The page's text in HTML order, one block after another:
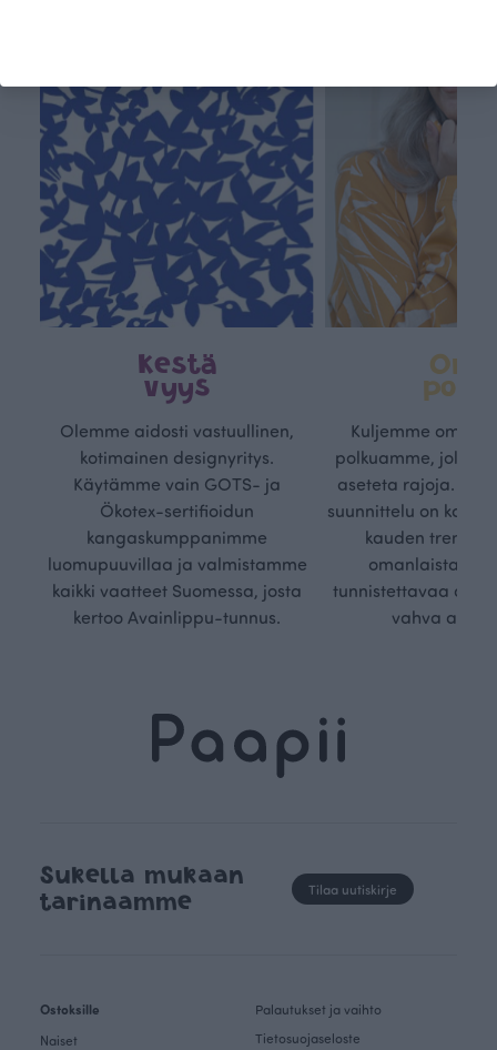
Kestä
vyys
Olemme aidosti vastuullinen,
kotimainen designyritys.
Käytämme vain GOTS- ja
Ökotex-sertifioidun
kangaskumppanimme
luomupuuvillaa ja valmistamme
kaikki vaatteet Suomessa, josta
kertoo Avainlippu-tunnus.
Oma
Kuljemme omaa,
polkuamme, jolla
aseteta rajoja.
suunnittelu on
kauden
omanlaista,
tunnistettavaa
vahva
Sukella mukaan
tarinaamme
Tilaa uutiskirje
Ostoksille
Naiset
Palautukset ja vaihto
Tietosuojaseloste